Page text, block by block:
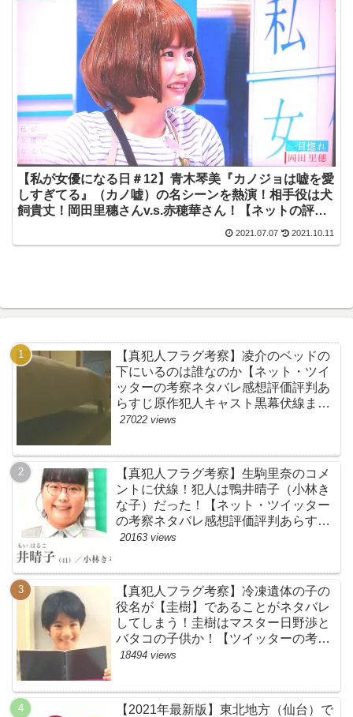
【私が女優になる日＃12】青木琴美『カノジョは嘘を愛
しすぎてる』（カノ嘘）の名シーンを熱演！相手役は犬
飼貴丈！岡田里穗さんv.s.赤穂華さん！【ネットの評
価・感想・ネタバレまとめ・この初恋はフィクションで
す・初恋Ｆ】
2021.07.07 2021.10.11
【真犯人フラグ考察】凌介のベッドの
下にいるのは誰なのか【ネット・ツイ
ッターの考察ネタバレ感想評価評判あ
らすじ原作犯人キャスト黒幕伏線まと
め】
27022 views
【真犯人フラグ考察】生駒里奈のコメ
ントに伏線！犯人は鴨井晴子（小林き
な子）だった！【ネット・ツイッター
の考察ネタバレ感想評価評判あらすじ
原作犯人キャスト黒幕伏線まとめ・鴨
20163 views
【真犯人フラグ考察】冷凍遺体の子の
役名が【圭樹】であることがネタバレ
してしまう！圭樹はマスター日野渉と
バタコの子供か！【ツイッターの考察
ネタバレ感想評価評判あらすじ原作犯
18494 views
【2021年最新版】東北地方（仙台）で